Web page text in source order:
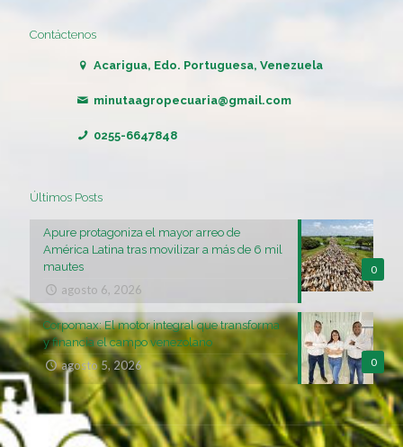
Contáctenos
Acarigua, Edo. Portuguesa, Venezuela
minutaagropecuaria@gmail.com
0255-6647848
Últimos Posts
0
Apure protagoniza el mayor arreo de
América Latina tras movilizar a más de 6 mil
mautes
agosto 6, 2026
0
Corpomax: El motor integral que transforma
y financia el campo venezolano
agosto 5, 2026